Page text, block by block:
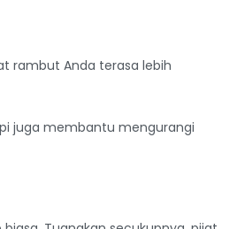
rambut Anda terasa lebih
juga membantu mengurangi